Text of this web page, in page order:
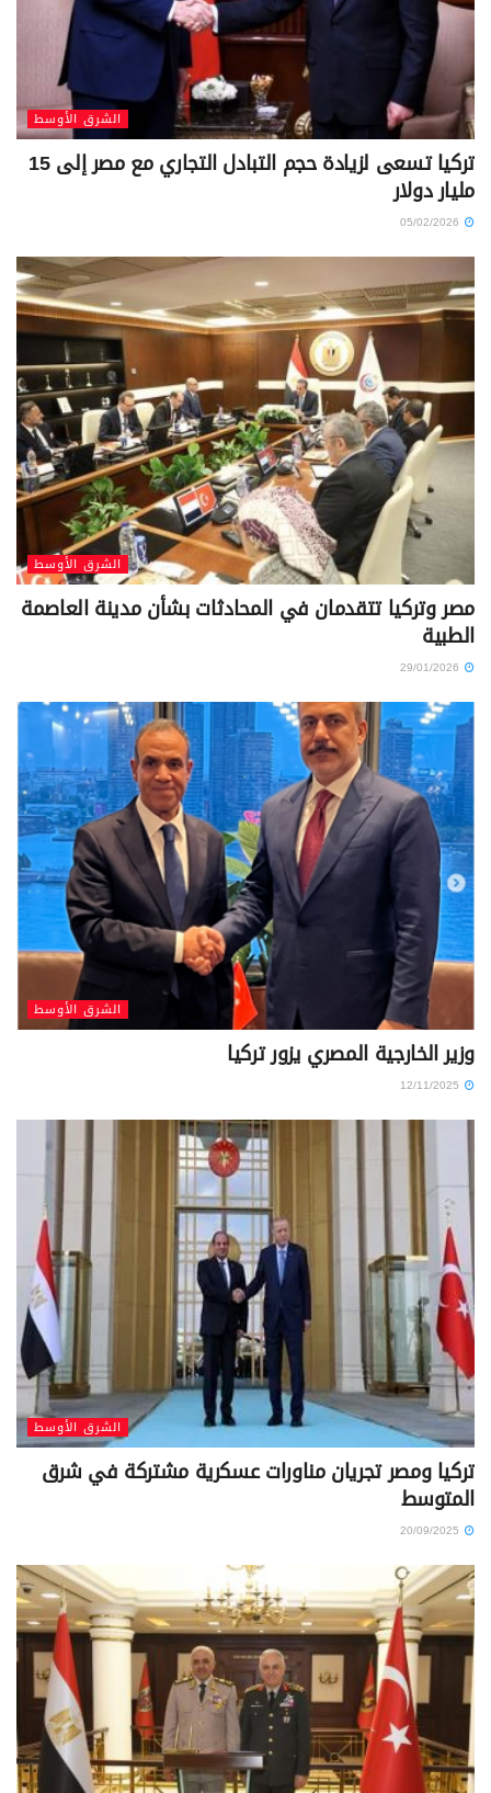
الشرق الأوسط
تركيا تسعى لزيادة حجم التبادل التجاري مع مصر إلى 15
مليار دولار
الشرق الأوسط
مصر وتركيا تتقدمان في المحادثات بشأن مدينة العاصمة
الطبية
الشرق الأوسط
وزير الخارجية المصري يزور تركيا
الشرق الأوسط
تركيا ومصر تجريان مناورات عسكرية مشتركة في شرق
المتوسط